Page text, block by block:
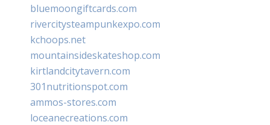
bluemoongiftcards.com
rivercitysteampunkexpo.com
kchoops.net
mountainsideskateshop.com
kirtlandcitytavern.com
301nutritionspot.com
ammos-stores.com
loceanecreations.com